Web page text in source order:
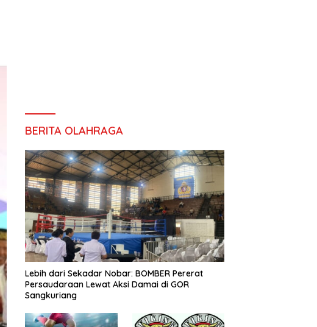
BERITA OLAHRAGA
Lebih dari Sekadar Nobar: BOMBER Pererat
Persaudaraan Lewat Aksi Damai di GOR
Sangkuriang